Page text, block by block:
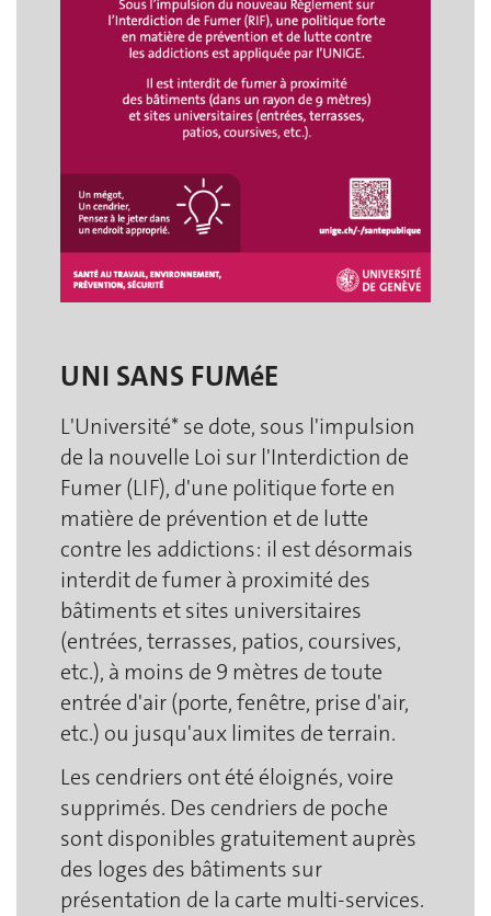
UNI SANS FUMéE
L'Université* se dote, sous l'impulsion
de la nouvelle Loi sur l'Interdiction de
Fumer (LIF), d'une politique forte en
matière de prévention et de lutte
contre les addictions: il est désormais
interdit de fumer à proximité des
bâtiments et sites universitaires
(entrées, terrasses, patios, coursives,
etc.), à moins de 9 mètres de toute
entrée d'air (porte, fenêtre, prise d'air,
etc.) ou jusqu'aux limites de terrain.
Les cendriers ont été éloignés, voire
supprimés. Des cendriers de poche
sont disponibles gratuitement auprès
des loges des bâtiments sur
présentation de la carte multi-services.